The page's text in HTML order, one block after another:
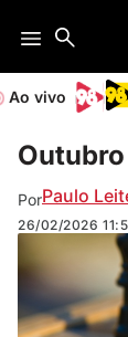
Ao vivo
PorPaulo
26/02/2026